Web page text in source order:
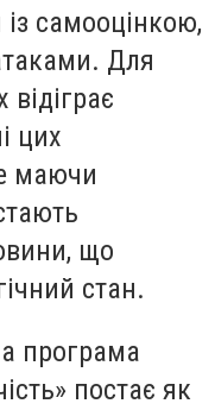
самооцінкою,
Для
цих
маючи
що
стан.
програма
постає як